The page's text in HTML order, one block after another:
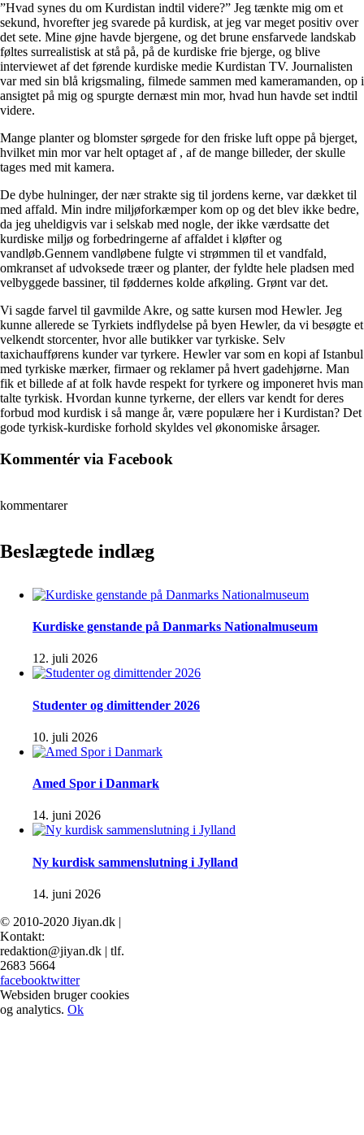
”Hvad synes du om Kurdistan indtil videre?” Jeg tænkte mig om et
sekund, hvorefter jeg svarede på kurdisk, at jeg var meget positiv over
det sete. Mine øjne havde bjergene, og det brune ensfarvede landskab
føltes surrealistisk at stå på, på de kurdiske frie bjerge, og blive
interviewet af det førende kurdiske medie Kurdistan TV. Journalisten
var med sin blå krigsmaling, filmede sammen med kameramanden, op i
ansigtet på mig og spurgte dernæst min mor, hvad hun havde set indtil
videre.
Mange planter og blomster sørgede for den friske luft oppe på bjerget,
hvilket min mor var helt optaget af , af de mange billeder, der skulle
tages med mit kamera.
De dybe hulninger, der nær strakte sig til jordens kerne, var dækket til
med affald. Min indre miljøforkæmper kom op og det blev ikke bedre,
da jeg uheldigvis var i selskab med nogle, der ikke værdsatte det
kurdiske miljø og forbedringerne af affaldet i kløfter og
vandløb.Gennem vandløbene fulgte vi strømmen til et vandfald,
omkranset af udvoksede træer og planter, der fyldte hele pladsen med
velbyggede bassiner, til føddernes kolde afkøling. Grønt var det.
Vi sagde farvel til gavmilde Akre, og satte kursen mod Hewler. Jeg
kunne allerede se Tyrkiets indflydelse på byen Hewler, da vi besøgte et
velkendt storcenter, hvor alle butikker var tyrkiske. Selv
taxichaufførens kunder var tyrkere. Hewler var som en kopi af Istanbul
med tyrkiske mærker, firmaer og reklamer på hvert gadehjørne. Man
fik et billede af at folk havde respekt for tyrkere og imponeret hvis man
talte tyrkisk. Hvordan kunne tyrkerne, der ellers var kendt for deres
forbud mod kurdisk i så mange år, være populære her i Kurdistan? Det
gode tyrkisk-kurdiske forhold skyldes vel økonomiske årsager.
Kommentér via Facebook
kommentarer
Beslægtede indlæg
Kurdiske genstande på Danmarks Nationalmuseum
12. juli 2026
Studenter og dimittender 2026
10. juli 2026
Amed Spor i Danmark
14. juni 2026
Ny kurdisk sammenslutning i Jylland
14. juni 2026
© 2010-2020 Jiyan.dk |
Kontakt:
redaktion@jiyan.dk | tlf.
2683 5664
facebooktwitter
Websiden bruger cookies
og analytics. Ok